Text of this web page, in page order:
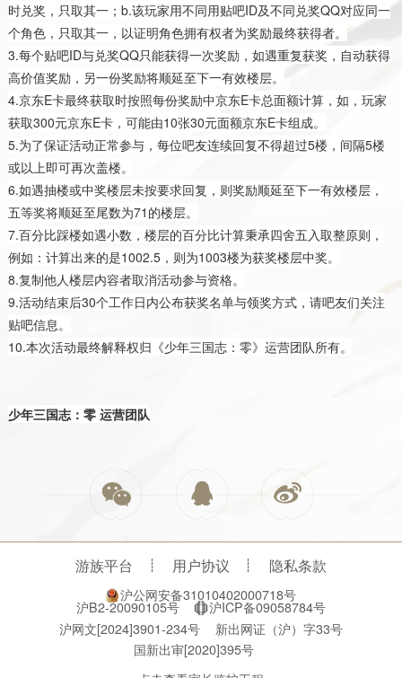
时兑奖，只取其一；b.该玩家用不同用贴吧ID及不同兑奖QQ对应同一
个角色，只取其一，以证明角色拥有权者为奖励最终获得者。
3.每个贴吧ID与兑奖QQ只能获得一次奖励，如遇重复获奖，自动获得
高价值奖励，另一份奖励将顺延至下一有效楼层。
4.京东E卡最终获取时按照每份奖励中京东E卡总面额计算，如，玩家
获取300元京东E卡，可能由10张30元面额京东E卡组成。
5.为了保证活动正常参与，每位吧友连续回复不得超过5楼，间隔5楼
或以上即可再次盖楼。
6.如遇抽楼或中奖楼层未按要求回复，则奖励顺延至下一有效楼层，
五等奖将顺延至尾数为71的楼层。
7.百分比踩楼如遇小数，楼层的百分比计算秉承四舍五入取整原则，
例如：计算出来的是1002.5，则为1003楼为获奖楼层中奖。
8.复制他人楼层内容者取消活动参与资格。
9.活动结束后30个工作日内公布获奖名单与领奖方式，请吧友们关注
贴吧信息。
10.本次活动最终解释权归《少年三国志：零》运营团队所有。
少年三国志：零 运营团队
游族平台 用户协议 隐私条款
沪公网安备31010402000718号
沪B2-20090105号
沪ICP备09058784号
沪网文[2024]3901-234号
新出网证（沪）字33号
国新出审[2020]395号